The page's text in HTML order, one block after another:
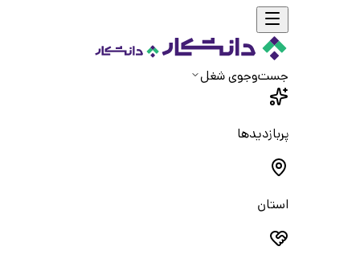
جست‌و‌جوی شغل
پربازدیدها
استان